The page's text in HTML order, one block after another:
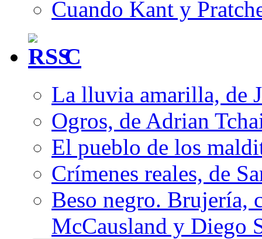
Cuando Kant y
C
La lluvia amarilla, de
Ogros, de Adrian
El pueblo de los
Crímenes reales, de
Beso negro. Brujería,
McCausland y Diego